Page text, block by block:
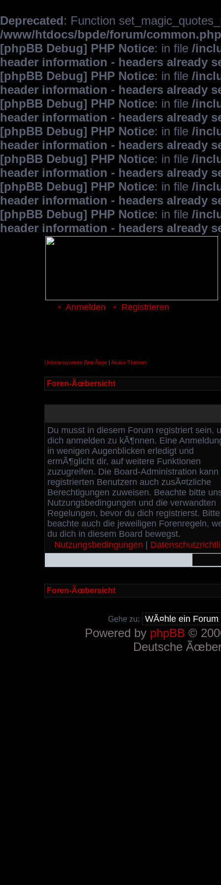
Deprecated: Function
/www/htdocs/bpde/forum/common.php
[phpBB Debug] PHP Notice: in file /
header information - headers already
[phpBB Debug] PHP Notice: in file /
header information - headers already
[phpBB Debug] PHP Notice: in file /
header information - headers already
[phpBB Debug] PHP Notice: in file /
header information - headers already
[phpBB Debug] PHP Notice: in file /
header information - headers already
[phpBB Debug] PHP Notice: in file /
header information - headers already
[phpBB Debug] PHP Notice: in file /
header information - headers already
Anmelden Registrieren
Unbeantwortete BeitrÃ¤ge | Aktive Themen
Foren-Ãœbersicht
Du musst in diesem Forum registriert sein,
dich anmelden zu kÃ¶nnen. Eine
in wenigen Augenblicken erledigt und
ermÃ¶glicht dir, auf weitere Funktionen
zuzugreifen. Die Board-Administration kann
registrierten Benutzern auch zusÃ¤tzliche
Berechtigungen zuweisen. Beachte bitte
Nutzungsbedingungen und die verwandten
Regelungen, bevor du dich registrierst. Bitte
beachte auch die jeweiligen Forenregeln,
du dich in diesem Board bewegst.
Nutzungsbedingungen
Foren-Ãœbersicht
Gehe zu:
Powered by phpBB ©
Deutsche